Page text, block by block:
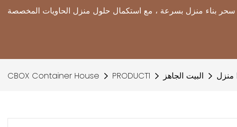
CBOX Container House PRODUCT1 البيت الجاهز